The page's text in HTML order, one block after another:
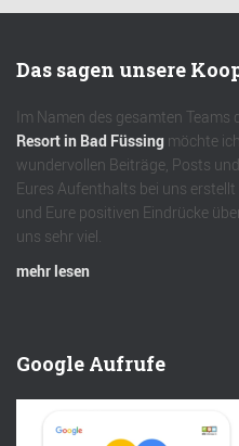
Das sagen unsere
Im Namen des gesamten Teams
Resort in Bad Füssing möchte
wundervollen Beiträge, Posts
Eures Aufenthalts bei uns
und Eure positiven Eindrücke
uns sehr viel.
mehr lesen
Google Aufrufe